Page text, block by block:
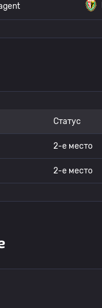
Статус
2-е место
2-е место